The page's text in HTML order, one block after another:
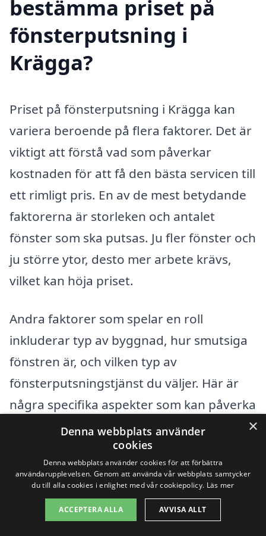
bestämma priset på
fönsterputsning i
Krägga?
Priset på fönsterputsning i Krägga kan
variera beroende på flera faktorer. Det är
viktigt att förstå vad som påverkar
kostnaden för att få den bästa servicen till
ett rimligt pris. En av de mest betydande
faktorerna är storleken och antalet
fönster som ska putsas. Ju fler fönster och
ju större ytor, desto mer arbete krävs,
vilket kan höja priset.
Andra faktorer som spelar en roll
inkluderar typ av byggnad, hur smutsiga
fönstren är, och vilken typ av
fönsterputsningstjänst du väljer. Här är
några specifika aspekter som kan påverka
Fönstrens storlek:Stora fönster
kräver mer tid och resurser att
rengöra.
×
Denna webbplats använder
cookies
Denna webbplats använder cookies för att förbättra
användarupplevelsen. Genom att använda vår webbplats samtycker
du till alla cookies i enlighet med vår cookiepolicy. Läs mer
ACCEPTERA ALLA AVVISA ALLT